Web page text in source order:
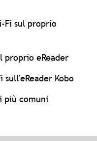
Fi sul proprio
proprio eReader
Kobo
più comuni